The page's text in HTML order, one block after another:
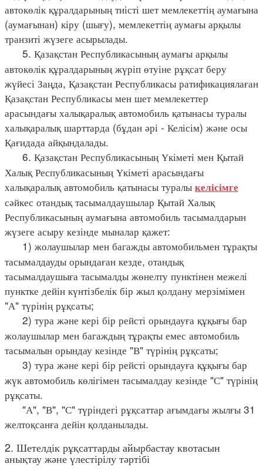
автокөлік құралдарының тиісті шет мемлекеттің аумағына
(аумағынан) кіру (шығу), мемлекеттің аумағы арқылы
транзиті жүзеге асырылады.
5. Қазақстан Республикасының аумағы арқылы
автокөлік құралдарының жүріп өтуіне рұқсат беру
жүйесі Заңда, Қазақстан Республикасы ратификациялаған
Қазақстан Республикасы мен шет мемлекеттер
арасындағы халықаралық автомобиль қатынасы туралы
халықаралық шарттарда (бұдан әрі - Келісім) және осы
Қағидада айқындалады.
6. Қазақстан Республикасының Үкіметі мен Қытай
Халық Республикасының Үкіметі арасындағы
халықаралық автомобиль қатынасы туралы келісімге
сәйкес отандық тасымалдаушылар Қытай Халық
Республикасының аумағына автомобиль тасымалдарын
жүзеге асыру кезінде мыналар қажет:
1) жолаушылар мен багажды автомобильмен тұрақты
тасымалдауды орындаған кезде, отандық
тасымалдаушыға тасымалды жөнелту пунктінен межелі
пунктке дейін күнтізбелік бір жыл қолдану мерзімімен
"А" түрінің рұқсаты;
2) тура және кері бір рейсті орындауға құқығы бар
жолаушылар мен багаждың тұрақты емес автомобиль
тасымалын орындау кезінде "В" түрінің рұқсаты;
3) тура және кері бір рейсті орындауға құқығы бар
жүк автомобиль көлігімен тасымалдау кезінде "С" түрінің
рұқсаты.
"А", "В", "С" түріндегі рұқсаттар ағымдағы жылғы 31
желтоқсанға дейін қолданылады.
2. Шетелдік рұқсаттарды айырбастау квотасын
анықтау және үлестірілу тәртібі